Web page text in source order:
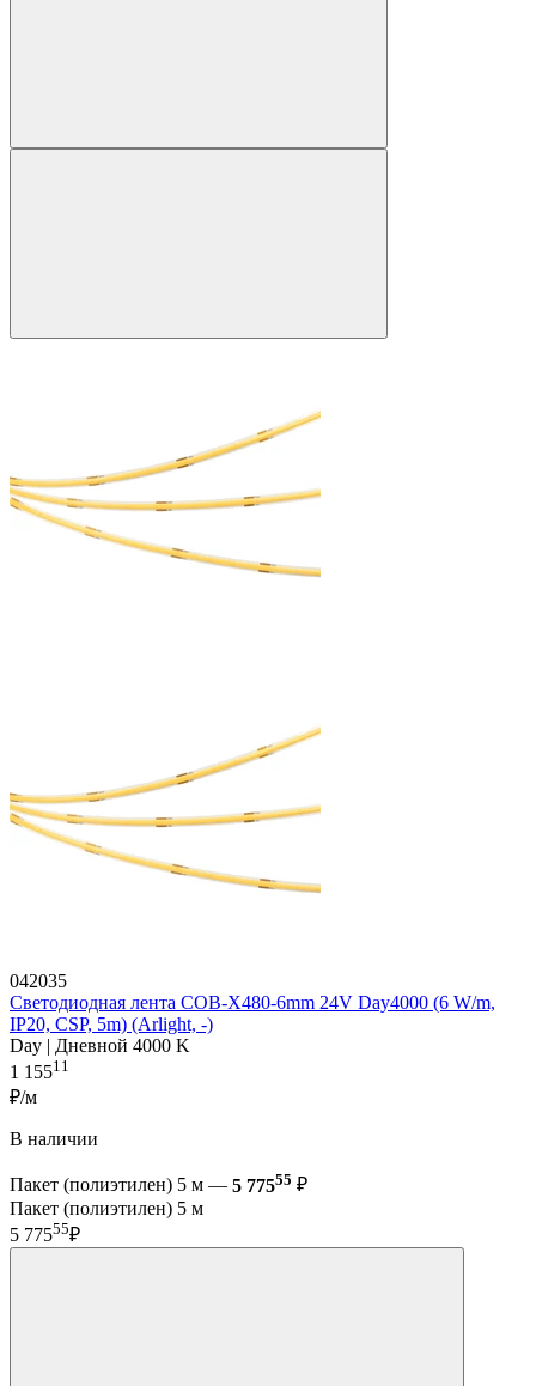
042035
Светодиодная лента COB-X480-6mm 24V Day4000 (6 W/m,
IP20, CSP, 5m) (Arlight, -)
Day | Дневной 4000 K
1 15511
₽/м
В наличии
Пакет (полиэтилен) 5 м — 5 77555 ₽
Пакет (полиэтилен) 5 м
5 77555₽